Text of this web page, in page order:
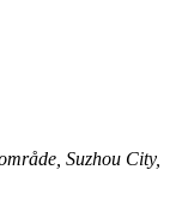
Suzhou City,